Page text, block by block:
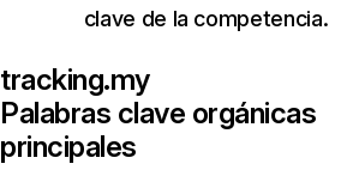
clave de la competencia.
tracking.my
Palabras clave orgánicas
principales